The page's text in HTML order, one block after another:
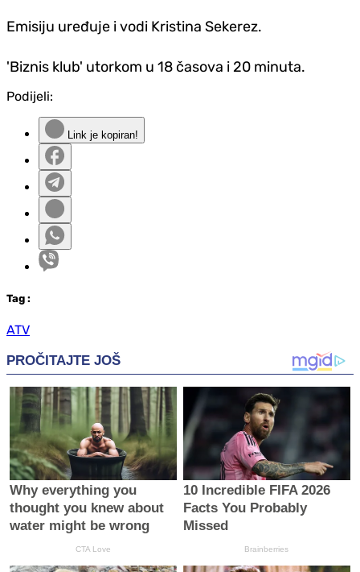
Emisiju uređuje i vodi Kristina Sekerez.
'Biznis klub' utorkom u 18 časova i 20 minuta.
Podijeli:
Link je kopiran!
Tag :
ATV